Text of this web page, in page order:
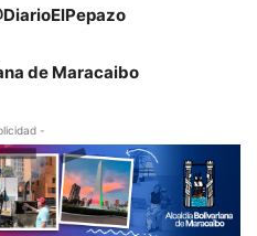
de Maracaibo
-